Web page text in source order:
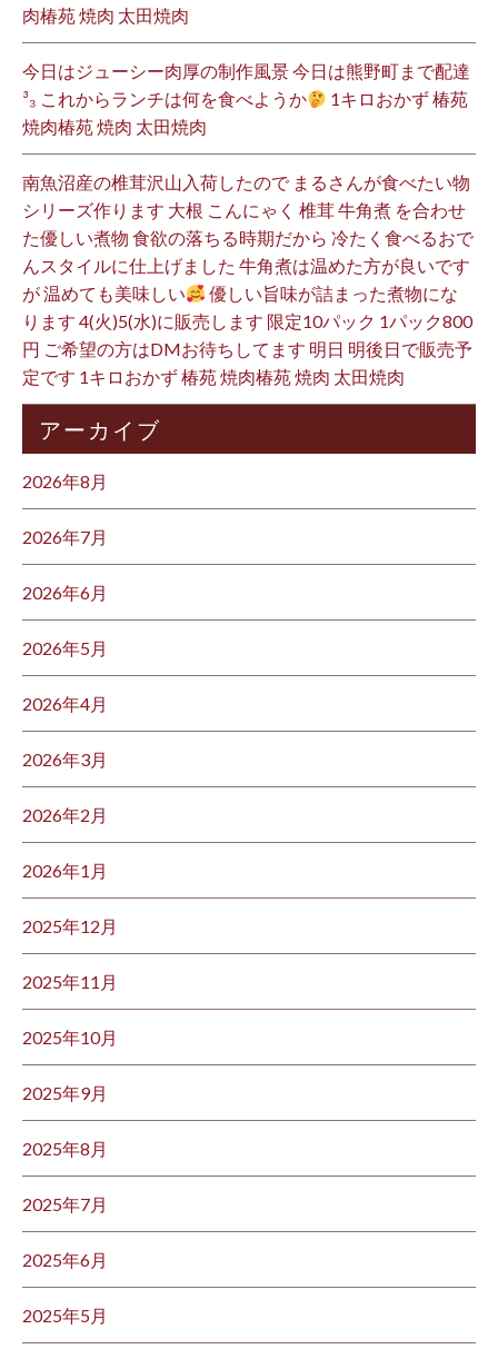
肉椿苑 焼肉 太田焼肉
今日はジューシー肉厚の制作風景 今日は熊野町まで配達
³₃ これからランチは何を食べようか
1キロおかず 椿苑
焼肉椿苑 焼肉 太田焼肉
南魚沼産の椎茸沢山入荷したので まるさんが食べたい物
シリーズ作ります 大根 こんにゃく 椎茸 牛角煮 を合わせ
た優しい煮物 食欲の落ちる時期だから 冷たく食べるおで
んスタイルに仕上げました 牛角煮は温めた方が良いです
が 温めても美味しい
優しい旨味が詰まった煮物にな
ります 4(火)5(水)に販売します 限定10パック 1パック800
円 ご希望の方はDMお待ちしてます 明日 明後日で販売予
定です 1キロおかず 椿苑 焼肉椿苑 焼肉 太田焼肉
アーカイブ
2026年8月
2026年7月
2026年6月
2026年5月
2026年4月
2026年3月
2026年2月
2026年1月
2025年12月
2025年11月
2025年10月
2025年9月
2025年8月
2025年7月
2025年6月
2025年5月